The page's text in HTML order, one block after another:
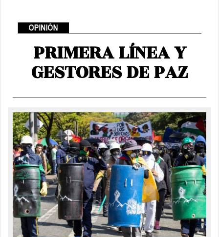
PRIMERA LÍNEA Y
GESTORES DE PAZ